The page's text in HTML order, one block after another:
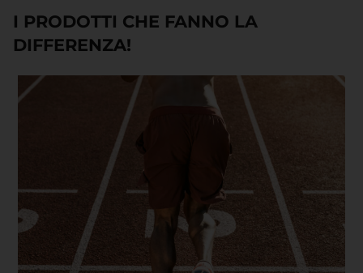
I PRODOTTI CHE FANNO LA
DIFFERENZA!